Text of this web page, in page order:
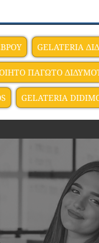
GELATERIA
ΠΑΓΩΤΟ
GELATERIA